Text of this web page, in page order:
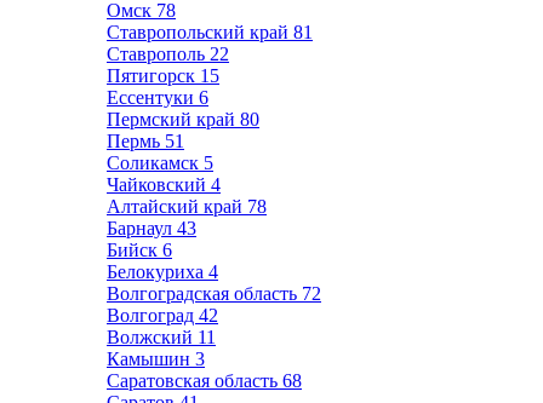
Омск 78
Ставропольский край 81
Ставрополь 22
Пятигорск 15
Ессентуки 6
Пермский край 80
Пермь 51
Соликамск 5
Чайковский 4
Алтайский край 78
Барнаул 43
Бийск 6
Белокуриха 4
Волгоградская область 72
Волгоград 42
Волжский 11
Камышин 3
Саратовская область 68